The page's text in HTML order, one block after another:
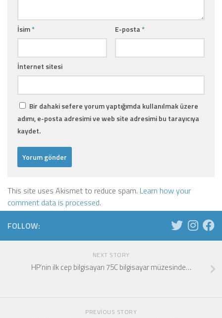
İsim* E-posta *
İnternet sitesi
Bir dahaki sefere yorum yaptığımda kullanılmak üzere
adımı, e-posta adresimi ve web site adresimi bu tarayıcıya
kaydet.
This site uses Akismet to reduce spam. Learn how your
comment data is processed.
FOLLOW:
NEXT STORY
HP’nin ilk cep bilgisayarı 75C bilgisayar müzesinde…
PREVIOUS STORY